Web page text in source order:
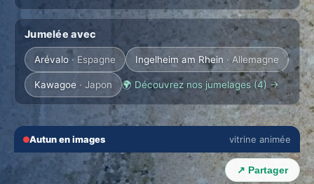
Jumelée avec
Arévalo · Espagne Ingelheim am Rhein · Allemagne
Kawagoe · Japon 🌍 Découvrez nos jumelages (4) →
Autun en images vitrine animée
‹ ›
🔇 ⛶
↗ Partager